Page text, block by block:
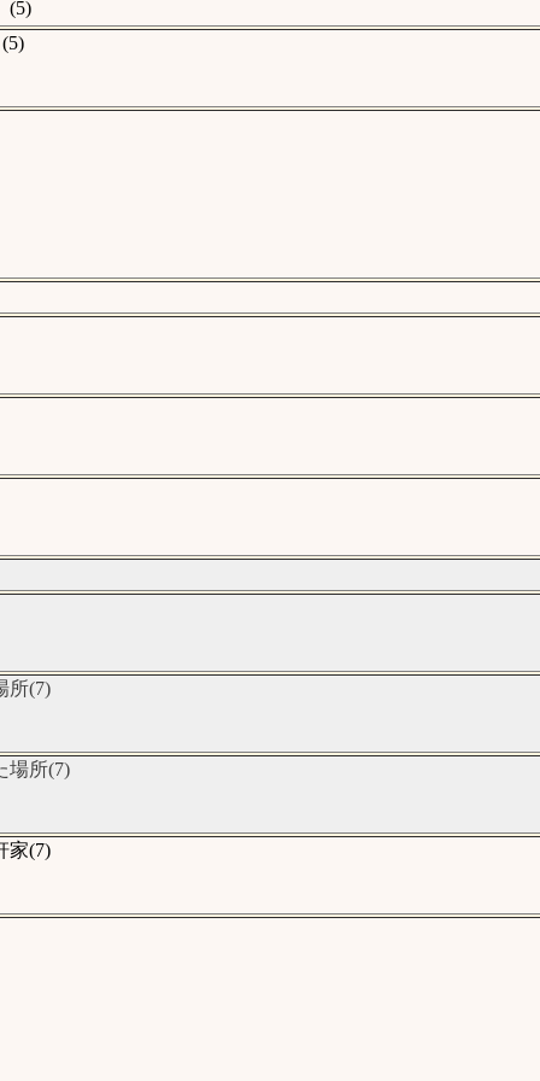
(5)
所(7)
場所(7)
家(7)